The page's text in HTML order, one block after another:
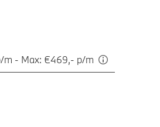
m - Max: €469,- p/m